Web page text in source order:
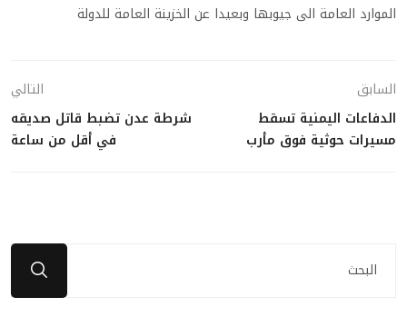
الموارد العامة الی جيوبها وبعيدا عن الخزينة العامة للدولة
السابق
الدفاعات اليمنية تسقط
مسيرات حوثية فوق مأرب
التالي
شرطة عدن تضبط قاتل صديقه
في أقل من ساعة